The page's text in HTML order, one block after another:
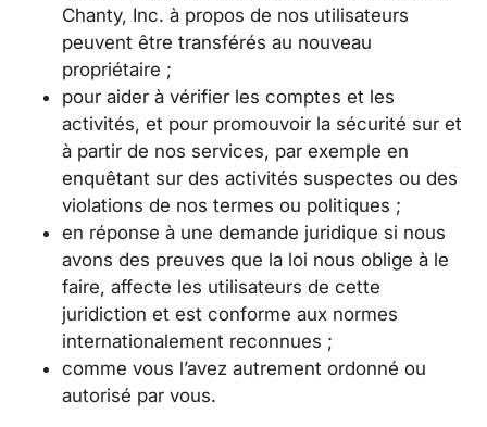
Chanty, Inc. à propos de nos utilisateurs
peuvent être transférés au nouveau
propriétaire ;
pour aider à vérifier les comptes et les
activités, et pour promouvoir la sécurité sur et
à partir de nos services, par exemple en
enquêtant sur des activités suspectes ou des
violations de nos termes ou politiques ;
en réponse à une demande juridique si nous
avons des preuves que la loi nous oblige à le
faire, affecte les utilisateurs de cette
juridiction et est conforme aux normes
internationalement reconnues ;
comme vous l’avez autrement ordonné ou
autorisé par vous.